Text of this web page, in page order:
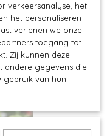
verkeersanalyse, het
het personaliseren
verlenen we onze
toegang tot
Zij kunnen deze
andere gegevens die
gebruik van hun